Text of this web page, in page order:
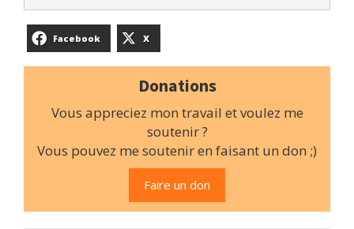
Facebook X
Donations
Vous appreciez mon travail et voulez me
soutenir ?
Vous pouvez me soutenir en faisant un don ;)
Faire un don